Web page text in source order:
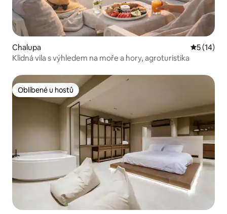
Chalupa Průměrné
5 (14)
Klidná vila s výhledem na moře a hory, agroturistika
Oblíbené u hostů
Oblíbené u hostů